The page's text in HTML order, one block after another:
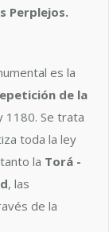
Perplejos.
es la
de la
1180. Se trata
toda la ley
la Torá -
, las
de la